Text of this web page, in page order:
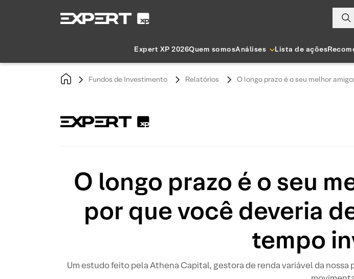
Expert XP 2026Quem somosAnálises Lista de ações
Fundos de Investimento Relatórios O longo prazo é o seu melhor
O longo prazo é o seu
por que você deveria
tempo
Um estudo feito pela Athena Capital, gestora de renda variável da